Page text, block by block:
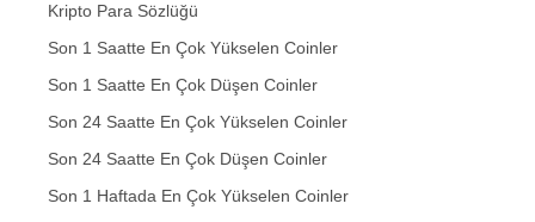
Kripto Para Sözlüğü
Son 1 Saatte En Çok Yükselen Coinler
Son 1 Saatte En Çok Düşen Coinler
Son 24 Saatte En Çok Yükselen Coinler
Son 24 Saatte En Çok Düşen Coinler
Son 1 Haftada En Çok Yükselen Coinler